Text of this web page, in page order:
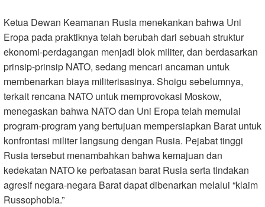
Ketua Dewan Keamanan Rusia menekankan bahwa Uni
Eropa pada praktiknya telah berubah dari sebuah struktur
ekonomi-perdagangan menjadi blok militer, dan berdasarkan
prinsip-prinsip NATO, sedang mencari ancaman untuk
membenarkan biaya militerisasinya. Shoigu sebelumnya,
terkait rencana NATO untuk memprovokasi Moskow,
menegaskan bahwa NATO dan Uni Eropa telah memulai
program-program yang bertujuan mempersiapkan Barat untuk
konfrontasi militer langsung dengan Rusia. Pejabat tinggi
Rusia tersebut menambahkan bahwa kemajuan dan
kedekatan NATO ke perbatasan barat Rusia serta tindakan
agresif negara-negara Barat dapat dibenarkan melalui “klaim
Russophobia”.